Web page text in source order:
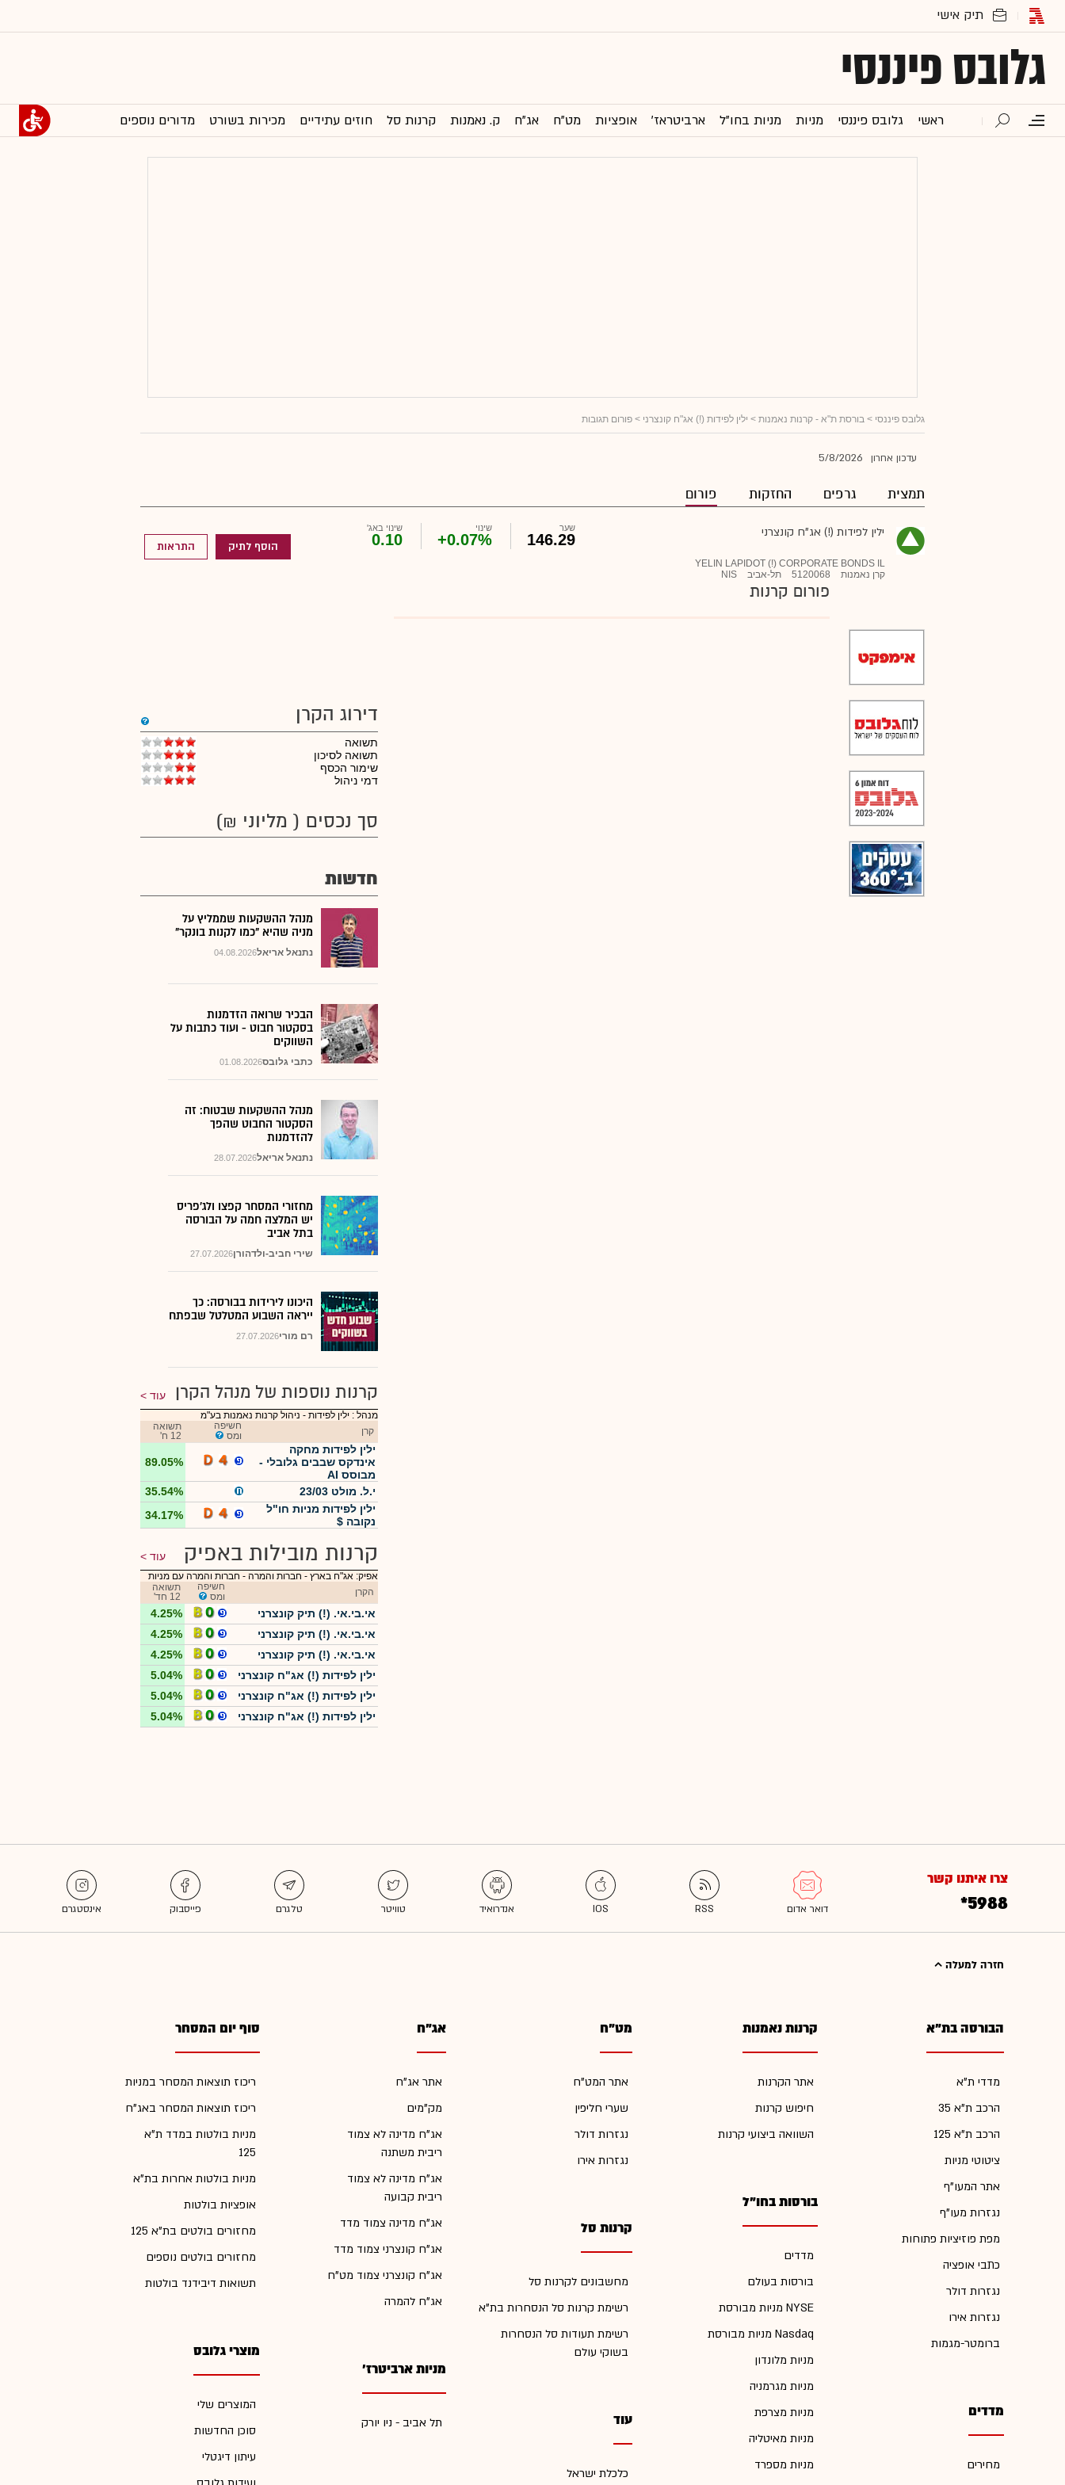
גלובס פיננסי
ראשי גלובס פיננסי מניות מניות בחו"ל ארביטראז' אופציות מט"ח אג"ח ק. נאמנות קרנות סל חוזים עתידיים מכירות בשורט מדורים נוספים
גלובס פיננסי > בורסת ת"א - קרנות נאמנות > ילין לפידות (!) אג"ח קונצרני > פורום תגובות
עדכון אחרון 5/8/2026
תמצית גרפים החזקות פורום
ילין לפידות (!) אג"ח קונצרני
YELIN LAPIDOT (!) CORPORATE BONDS IL
קרן נאמנות
5120068 תל-אביב NIS
שער
146.29
שינוי
+0.07%
שינוי באג'
0.10 הוסף לתיק התראות
פורום קרנות
דירוג הקרן
תשואה
תשואה לסיכון
שימור הכסף
דמי ניהול
סך נכסים ( מליוני ₪)
חדשות
מנהל ההשקעות שממליץ על
מניה שהיא "כמו לקנות בונקר"
04.08.2026נתנאל אריאל
הבכיר שרואה הזדמנות
בסקטור חבוט - ועוד כתבות על
השווקים
01.08.2026כתבי גלובס
מנהל ההשקעות שבטוח: זה
הסקטור החבוט שהפך
להזדמנות
28.07.2026נתנאל אריאל
מחזורי המסחר קפצו ולג'פריס
יש המלצה חמה על הבורסה
בתל אביב
27.07.2026שירי חביב-ולדהורן
היכונו לירידות בבורסה: כך
ייראה השבוע המטלטל שבפתח
27.07.2026רם מורי
קרנות נוספות של מנהל הקרן עוד
מנהל : ילין לפידות - ניהול קרנות נאמנות בע"מ
קרן
חשיפה
ומס
תשואה
12 ח'
ילין לפידות מחקה
אינדקס שבבים גלובלי -
מבוסס AI
89.05%
י.ל. מולט 23/03
35.54%
ילין לפידות מניות חו"ל
נקובה $
34.17%
קרנות מובילות באפיק עוד
אפיק: אג"ח בארץ - חברות והמרה - חברות והמרה עם מניות
הקרן
חשיפה
ומס
תשואה
12 חד'
אי.בי.אי. (!) תיק קונצרני
4.25%
אי.בי.אי. (!) תיק קונצרני
4.25%
אי.בי.אי. (!) תיק קונצרני
4.25%
ילין לפידות (!) אג"ח קונצרני
5.04%
ילין לפידות (!) אג"ח קונצרני
5.04%
ילין לפידות (!) אג"ח קונצרני
5.04%
צרו איתנו קשר
*5988
חזרה למעלה
הבורסה בת"א
מדדי ת"א
הרכב ת"א 35
הרכב ת"א 125
ציטוטי מניות
אתר המעו"ף
נגזרות מעו"ף
מפת פוזיציות פתוחות
כתבי אופציה
נגזרות דולר
נגזרות אירו
ברומטר-מגמות
מדדים
מחירים
קרנות נאמנות
אתר הקרנות
חיפוש קרנות
השוואה ביצועי קרנות
בורסות בחו"ל
מדדים
בורסות בעולם
מניות מבורסת NYSE
מניות מבורסת Nasdaq
מניות מלונדון
מניות מגרמניה
מניות מצרפת
מניות מאיטליה
מניות מספרד
מט"ח
אתר המט"ח
שערי חליפין
נגזרות דולר
נגזרות אירו
קרנות סל
מחשבונים לקרנות סל
רשימת קרנות סל הנסחרות בת"א
רשימת תעודות סל הנסחרות
בשוקי עולם
עוד
כלכלת ישראל
אג"ח
אתר אג"ח
מק"מים
אג"ח מדינה לא צמוד
ריבית משתנה
אג"ח מדינה לא צמוד
ריבית קבועה
אג"ח מדינה צמוד מדד
אג"ח קונצרני צמוד מדד
אג"ח קונצרני צמוד מט"ח
אג"ח להמרה
מניות ארביטרז'
תל אביב - ניו יורק
סוף יום המסחר
ריכוז תוצאות המסחר במניות
ריכוז תוצאות המסחר באג"ח
מניות בולטות במדד ת"א
125
מניות בולטות אחרות בת"א
אופציות בולטות
מחזורים בולטים בת"א 125
מחזורים בולטים נוספים
תשואות דיבידנד בולטות
מוצרי גלובס
המוצרים שלי
סוכן החדשות
עיתון דיגטלי